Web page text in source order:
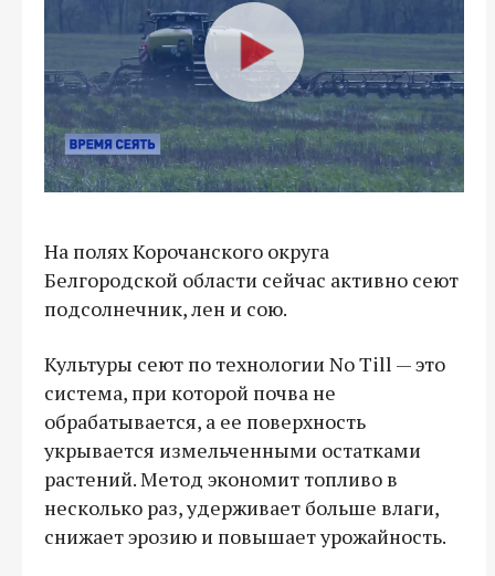
На полях Корочанского округа
Белгородской области сейчас активно сеют
подсолнечник, лен и сою.
Культуры сеют по технологии No Till — это
система, при которой почва не
обрабатывается, а ее поверхность
укрывается измельченными остатками
растений. Метод экономит топливо в
несколько раз, удерживает больше влаги,
снижает эрозию и повышает урожайность.